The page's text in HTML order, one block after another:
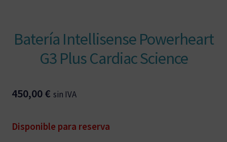
Batería Intellisense Powerheart
G3 Plus Cardiac Science
450,00€ sin IVA
Disponible para reserva